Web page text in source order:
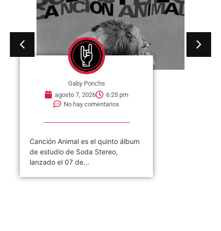
07 de agosto de 1964. Se publica
en Estados Unidos, el single «I